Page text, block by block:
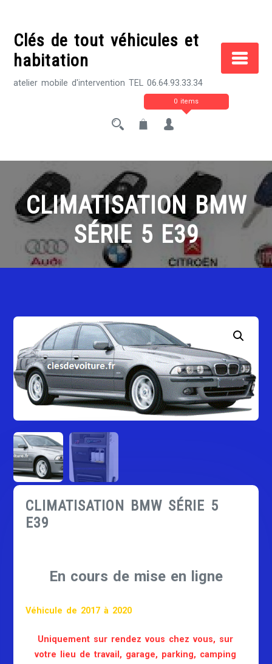
contentClés de tout véhicules et
habitation
atelier mobile d'intervention TEL 06.64.93.33.34
0 items
CLIMATISATION BMW
SÉRIE 5 E39
CLIMATISATION BMW SÉRIE 5
E39
En cours de mise en ligne
Véhicule de 2017 à 2020
Uniquement sur rendez vous chez vous, sur
votre lieu de travail, garage, parking, camping